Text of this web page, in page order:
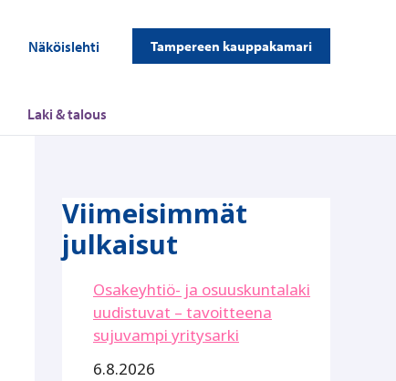
Näköislehti Tampereen kauppakamari
Laki & talous
Viimeisimmät
julkaisut
Osakeyhtiö- ja osuuskuntalaki
uudistuvat – tavoitteena
sujuvampi yritysarki
6.8.2026